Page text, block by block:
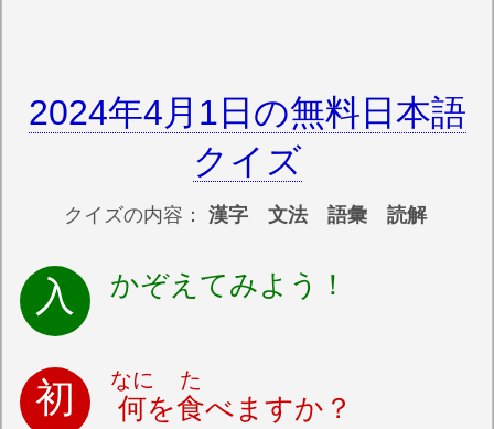
2024年4月1日の無料日本語
クイズ
クイズの内容： 漢字 文法 語彙 読解
かぞえてみよう！
何
なに
を食
た
べますか？